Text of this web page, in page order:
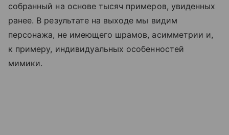
собранный на основе тысяч примеров, увиденных
ранее. В результате на выходе мы видим
персонажа, не имеющего шрамов, асимметрии и,
к примеру, индивидуальных особенностей
мимики.